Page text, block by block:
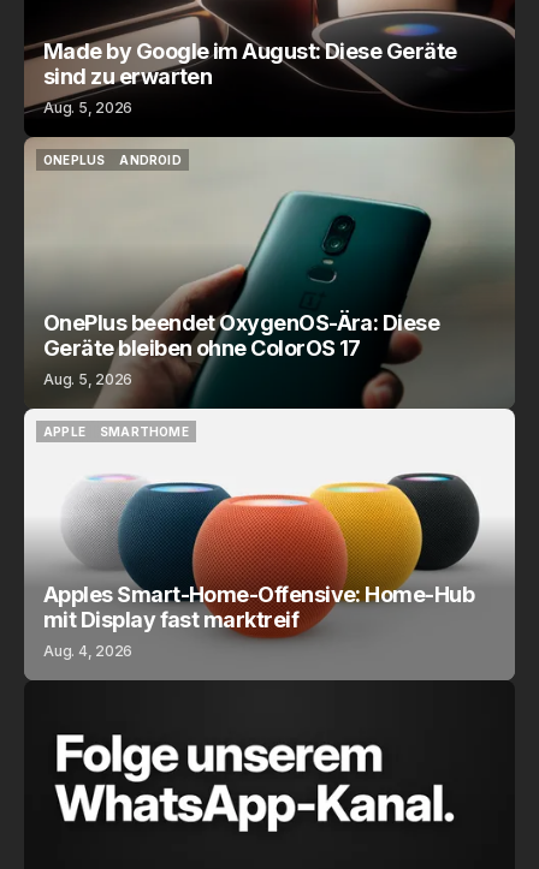
Made by Google im August: Diese Geräte
sind zu erwarten
Aug. 5, 2026
ONEPLUS
ANDROID
OnePlus beendet OxygenOS-Ära: Diese
Geräte bleiben ohne ColorOS 17
Aug. 5, 2026
APPLE
SMARTHOME
Apples Smart-Home-Offensive: Home-Hub
mit Display fast marktreif
Aug. 4, 2026